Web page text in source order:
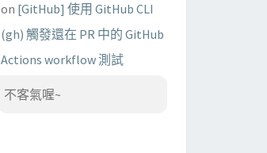
on [GitHub] 使用 GitHub CLI
(gh) 觸發還在 PR 中的 GitHub
Actions workflow 測試
不客氣喔~